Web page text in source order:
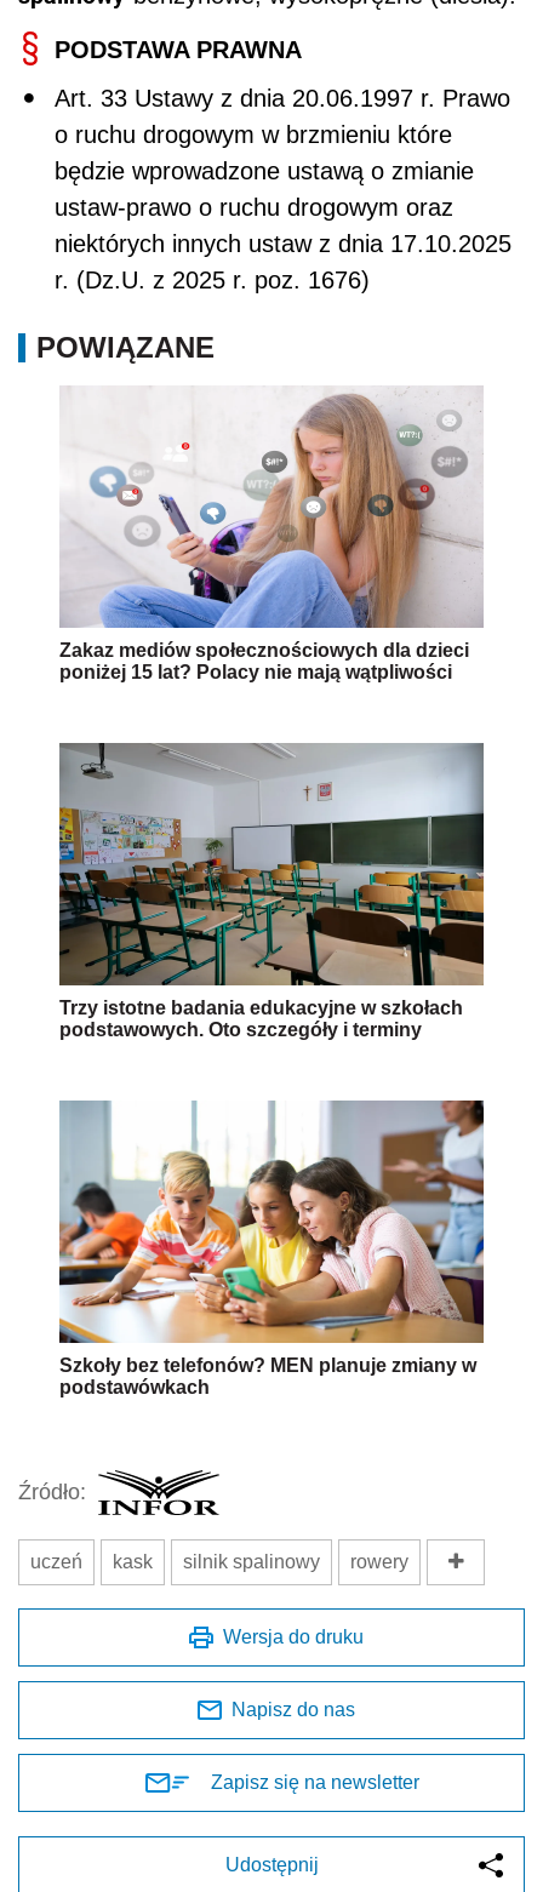
PODSTAWA PRAWNA
Art. 33 Ustawy z dnia 20.06.1997 r. Prawo
o ruchu drogowym w brzmieniu które
będzie wprowadzone ustawą o zmianie
ustaw-prawo o ruchu drogowym oraz
niektórych innych ustaw z dnia 17.10.2025
r. (Dz.U. z 2025 r. poz. 1676)
POWIĄZANE
Zakaz mediów społecznościowych dla dzieci
poniżej 15 lat? Polacy nie mają wątpliwości
Trzy istotne badania edukacyjne w szkołach
podstawowych. Oto szczegóły i terminy
Szkoły bez telefonów? MEN planuje zmiany w
podstawówkach
Źródło:
uczeń kask silnik spalinowy rowery
Wersja do druku
Napisz do nas
Zapisz się na newsletter
Udostępnij